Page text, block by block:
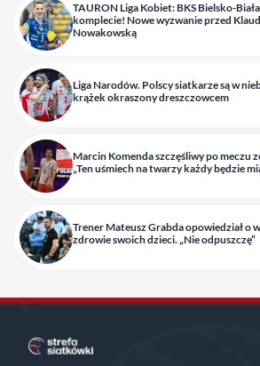
TAURON Liga Kobiet: BKS Bielsko-
komplecie! Nowe wyzwanie przed
Nowakowską
Liga Narodów. Polscy siatkarze są w
krążek okraszony dreszczowcem
Marcin Komenda szczęśliwy po meczu
„Ten uśmiech na twarzy każdy będzie
Trener Mateusz Grabda opowiedział o
zdrowie swoich dzieci. „Nie odpuszczę”